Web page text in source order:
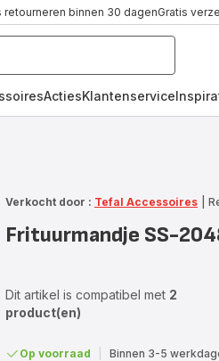
retourneren binnen 30 dagenGratis
ActiesKlantenservice
Verkocht door : Tefal Accessoires
Frituurmandje SS-
Dit artikel is compatibel met 2
product(en)
Op voorraad Binnen 3-5